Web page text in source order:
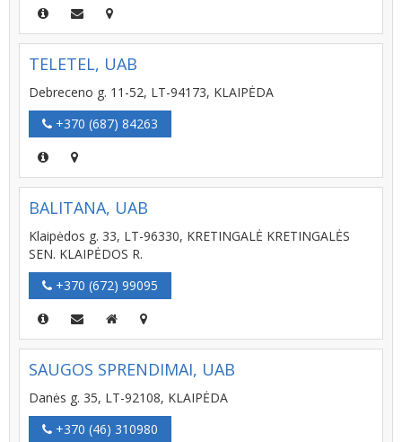
TELETEL, UAB
Debreceno g. 11-52, LT-94173, KLAIPĖDA
+370 (687) 84263
BALITANA, UAB
Klaipėdos g. 33, LT-96330, KRETINGALĖ KRETINGALĖS
SEN. KLAIPĖDOS R.
+370 (672) 99095
SAUGOS SPRENDIMAI, UAB
Danės g. 35, LT-92108, KLAIPĖDA
+370 (46) 310980